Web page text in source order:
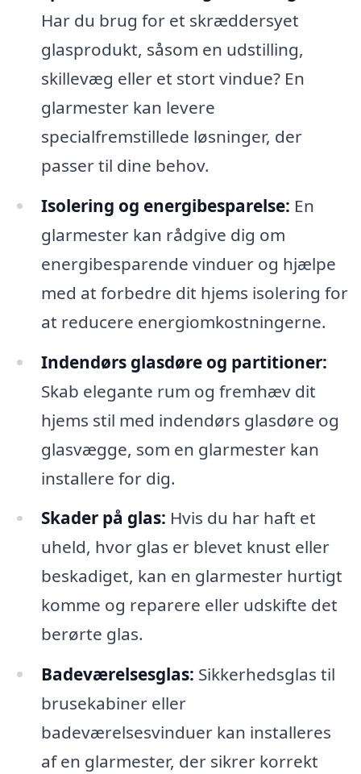
Har du brug for et skræddersyet
glasprodukt, såsom en udstilling,
skillevæg eller et stort vindue? En
glarmester kan levere
specialfremstillede løsninger, der
passer til dine behov.
Isolering og energibesparelse: En
glarmester kan rådgive dig om
energibesparende vinduer og hjælpe
med at forbedre dit hjems isolering for
at reducere energiomkostningerne.
Indendørs glasdøre og partitioner:
Skab elegante rum og fremhæv dit
hjems stil med indendørs glasdøre og
glasvægge, som en glarmester kan
installere for dig.
Skader på glas: Hvis du har haft et
uheld, hvor glas er blevet knust eller
beskadiget, kan en glarmester hurtigt
komme og reparere eller udskifte det
berørte glas.
Badeværelsesglas: Sikkerhedsglas til
brusekabiner eller
badeværelsesvinduer kan installeres
af en glarmester, der sikrer korrekt